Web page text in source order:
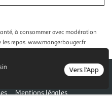
Vers l'App
à consommer avec modération
repas. www.mangerbouger.fr
Mentions légales